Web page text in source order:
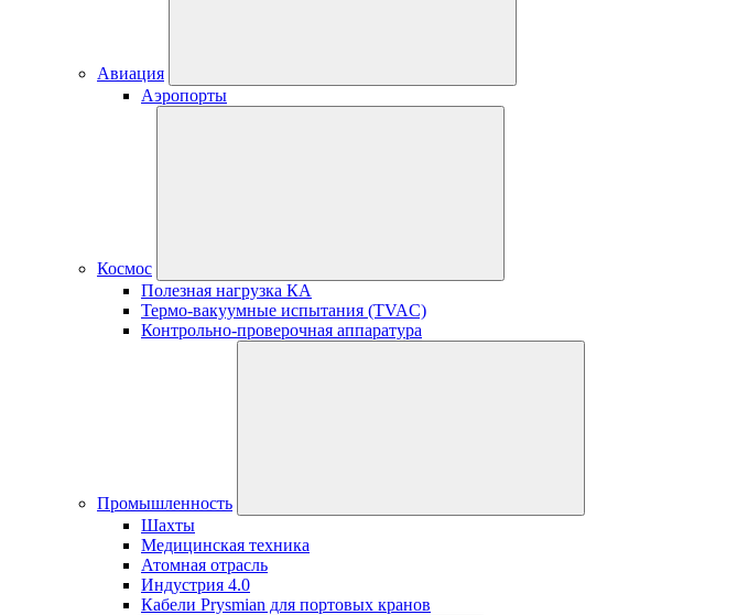
Авиация
Аэропорты
Космос
Полезная нагрузка КА
Термо-вакуумные испытания (TVAC)
Контрольно-проверочная аппаратура
Промышленность
Шахты
Медицинская техника
Атомная отрасль
Индустрия 4.0
Кабели Prysmian для портовых кранов